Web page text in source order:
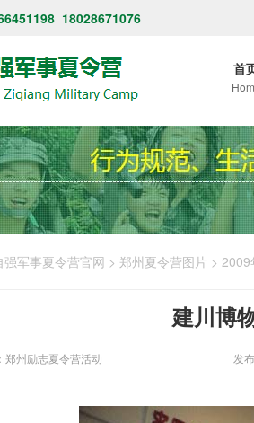
18028671076
首
强军事夏令营官网 > 郑州夏令营图片 > 2009
建川博
郑州励志夏令营活动 发